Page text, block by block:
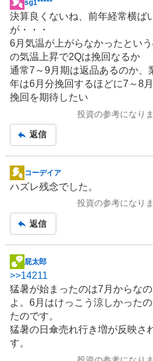
掲
示
板
記
事
sg1*****
決算良くないね、前年経常横ば
が・・・
6月気温が上がらなかったとい
の気温上昇で2Qは挽回なるか
通常7～9月期は返品あるのか、
年は6月分挽回するほどに7～8
挽回を期待したい
投資の参考になり
返信
掲
示
事
コーデイア
ハズレ残念でした。
投資の参考になり
返信
掲
示
板
記
事
屁太郎
>>14211
猛暑が始まったのは7月からな
よ。6月はけっこう涼しかった
たのです。
猛暑の日傘売れ行き増が反映さ
す。